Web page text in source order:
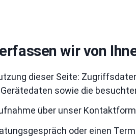
wir von
dieser Seite:
sowie die
über unser
oder einen